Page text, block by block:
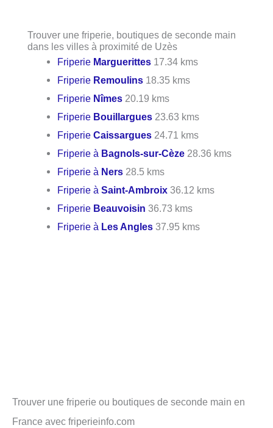
Trouver une friperie, boutiques de seconde main
dans les villes à proximité de Uzès
Friperie Marguerittes 17.34 kms
Friperie Remoulins 18.35 kms
Friperie Nîmes 20.19 kms
Friperie Bouillargues 23.63 kms
FriperieCaissargues 24.71 kms
Friperie à Bagnols-sur-Cèze 28.36 kms
Friperie à Ners 28.5 kms
Friperie àSaint-Ambroix 36.12 kms
Friperie Beauvoisin 36.73 kms
Friperie à Les Angles 37.95 kms
Trouver une friperie ou boutiques de seconde main en
France avec friperieinfo.com